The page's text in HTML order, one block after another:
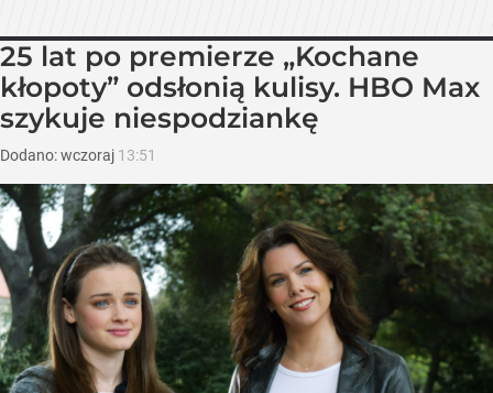
25 lat po premierze „Kochane
kłopoty” odsłonią kulisy. HBO Max
szykuje niespodziankę
Dodano:wczoraj 13:51